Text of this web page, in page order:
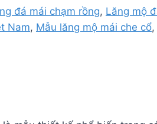
đá mái chạm rồng, Lăng mộ
Nam, Mẫu lăng mộ mái che cổ,